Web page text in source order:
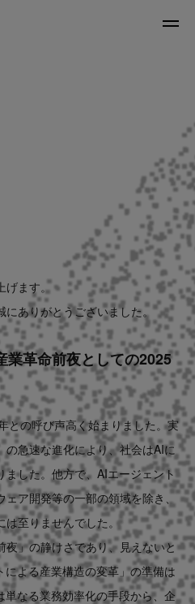
げます。
にありがとうございました。
業革命前夜としての2025
との呼び声高く始まりました。実
急速な進化により、社会はAIに
ました。他方で、AIエージェント
ェア開発等の一部の領域を除き、
は至りませんでした。
夜」の静けさであり、見えないと
よる産業構造の変革」の準備は
なる業務効率化の手段から、企